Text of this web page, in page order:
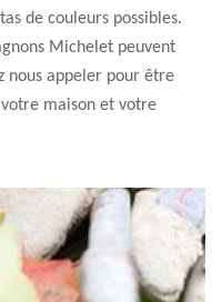
de couleurs possibles.
Michelet peuvent
nous appeler pour être
maison et votre